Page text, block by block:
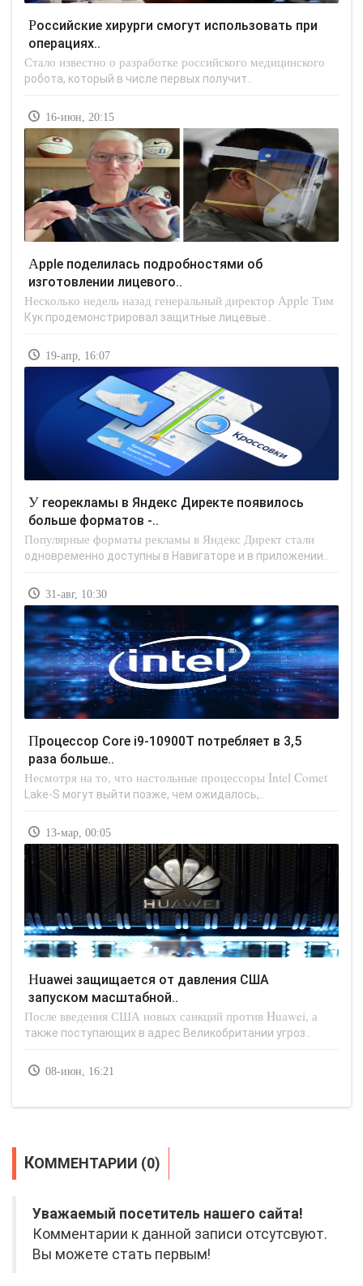
Российские хирурги смогут использовать при
операциях..
Стало известно о разработке российского медицинского
робота, который в числе первых получит..
16-июн, 20:15
Apple поделилась подробностями об
изготовлении лицевого..
Несколько недель назад генеральный директор Apple Тим
Кук продемонстрировал защитные лицевые..
19-апр, 16:07
У георекламы в Яндекс Директе появилось
больше форматов -..
Популярные форматы рекламы в Яндекс Директ стали
одновременно доступны в Навигаторе и в приложении..
31-авг, 10:30
Процессор Core i9-10900T потребляет в 3,5
раза больше..
Несмотря на то, что настольные процессоры Intel Comet
Lake-S могут выйти позже, чем ожидалось,..
13-мар, 00:05
Huawei защищается от давления США
запуском масштабной..
После введения США новых санкций против Huawei, а
также поступающих в адрес Великобритании угроз..
08-июн, 16:21
КОММЕНТАРИИ (0)
Уважаемый посетитель нашего сайта!
Комментарии к данной записи отсутсвуют.
Вы можете стать первым!